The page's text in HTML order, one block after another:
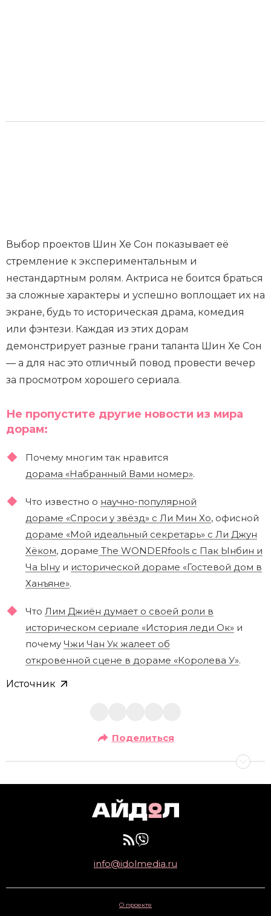
Выбор проектов Шин Хе Сон показывает её
стремление к экспериментальным и
нестандартным ролям. Актриса не боится браться
за сложные характеры и успешно воплощает их на
экране, будь то историческая драма, комедия
или фэнтези. Каждая из этих дорам
демонстрирует разные грани таланта Шин Хе Сон
— а для нас это отличный повод провести вечер
за просмотром хорошего сериала.
Не пропустите другие новости из мира
дорам:
Почему многим так нравится
дорама «Набранный Вами номер».
Что известно о научно-популярной
дораме «Спроси у звёзд» с Ли Мин Хо, офисной
дораме «Мой идеальный секретарь» с Ли Джун
Хёком, дораме The WONDERfools с Пак Ынбин и
Ча Ыну и исторической дораме «Гостевой дом в
Ханъяне».
Что Лим Джиён думает о своей роли в
историческом сериале «История леди Ок» и
почему Чжи Чан Ук жалеет об
откровенной сцене в дораме «Королева У».
Источник
Поделиться
info@idolmedia.ru
О проекте